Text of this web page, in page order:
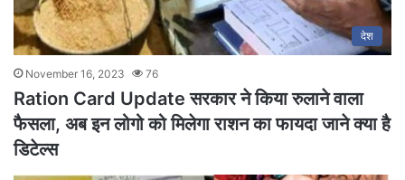
देश
November 16, 2023 76
Ration Card Update सरकार ने किया रुलाने वाला
फैसला, अब इन लोगो को मिलेगा राशन का फायदा जाने क्या है
डिटेल्स